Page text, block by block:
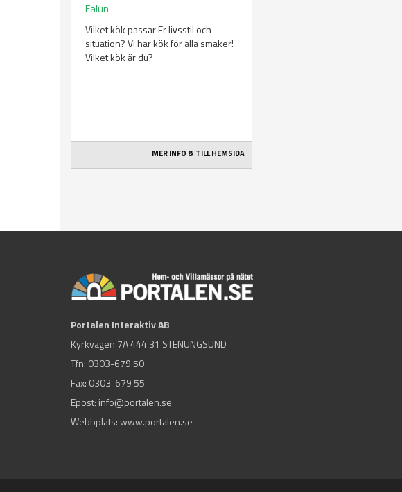
Falun
Vilket kök passar Er livsstil och
situation? Vi har kök för alla smaker!
Vilket kök är du?
MER INFO & TILL HEMSIDA
Portalen Interaktiv AB
Kyrkvägen 7A 444 31 STENUNGSUND
Tfn: 0303-679 50
Fax: 0303-679 55
Epost: info@portalen.se
Webbplats: www.portalen.se